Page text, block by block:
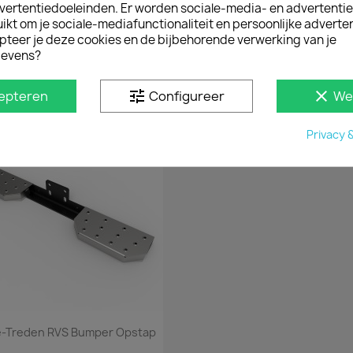
Snel bekijken
Renault Trafic
Rechts 2014+ Wit
€ 151,25
€ 125,00excl. btw
Snel bekijken
Imperiaal TÜV Renault Trafic
(spoiler)
vanaf € 695,00excl.
Snel bekijken
Treden RVS Bumper Opstap
Er worden sociale-media- en
om je sociale-mediafunctionaliteit en persoonlijke
je deze cookies en de bijbehorende verwerking van je
tune Configureer clear
Privacy